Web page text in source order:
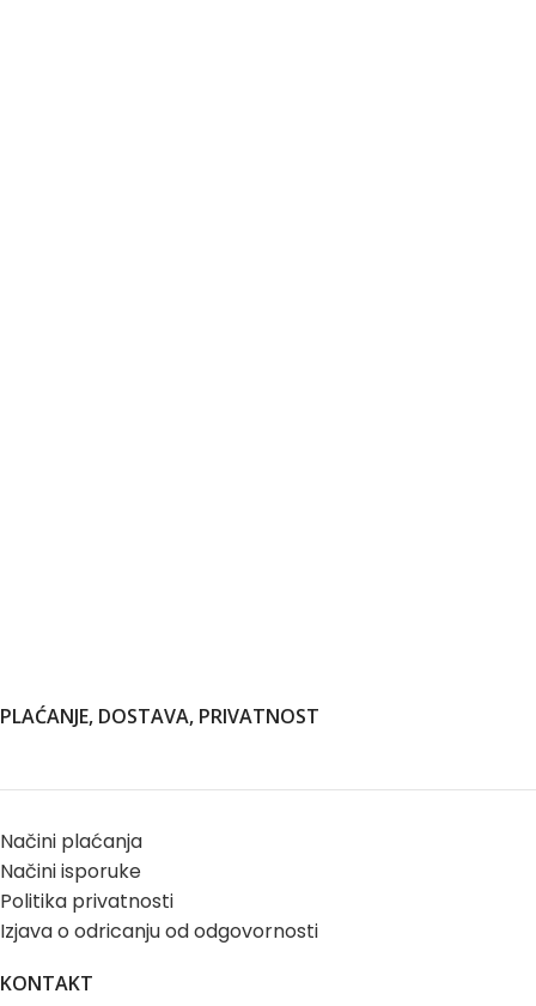
PLAĆANJE, DOSTAVA, PRIVATNOST
Načini plaćanja
Načini isporuke
Politika privatnosti
Izjava o odricanju od odgovornosti
KONTAKT